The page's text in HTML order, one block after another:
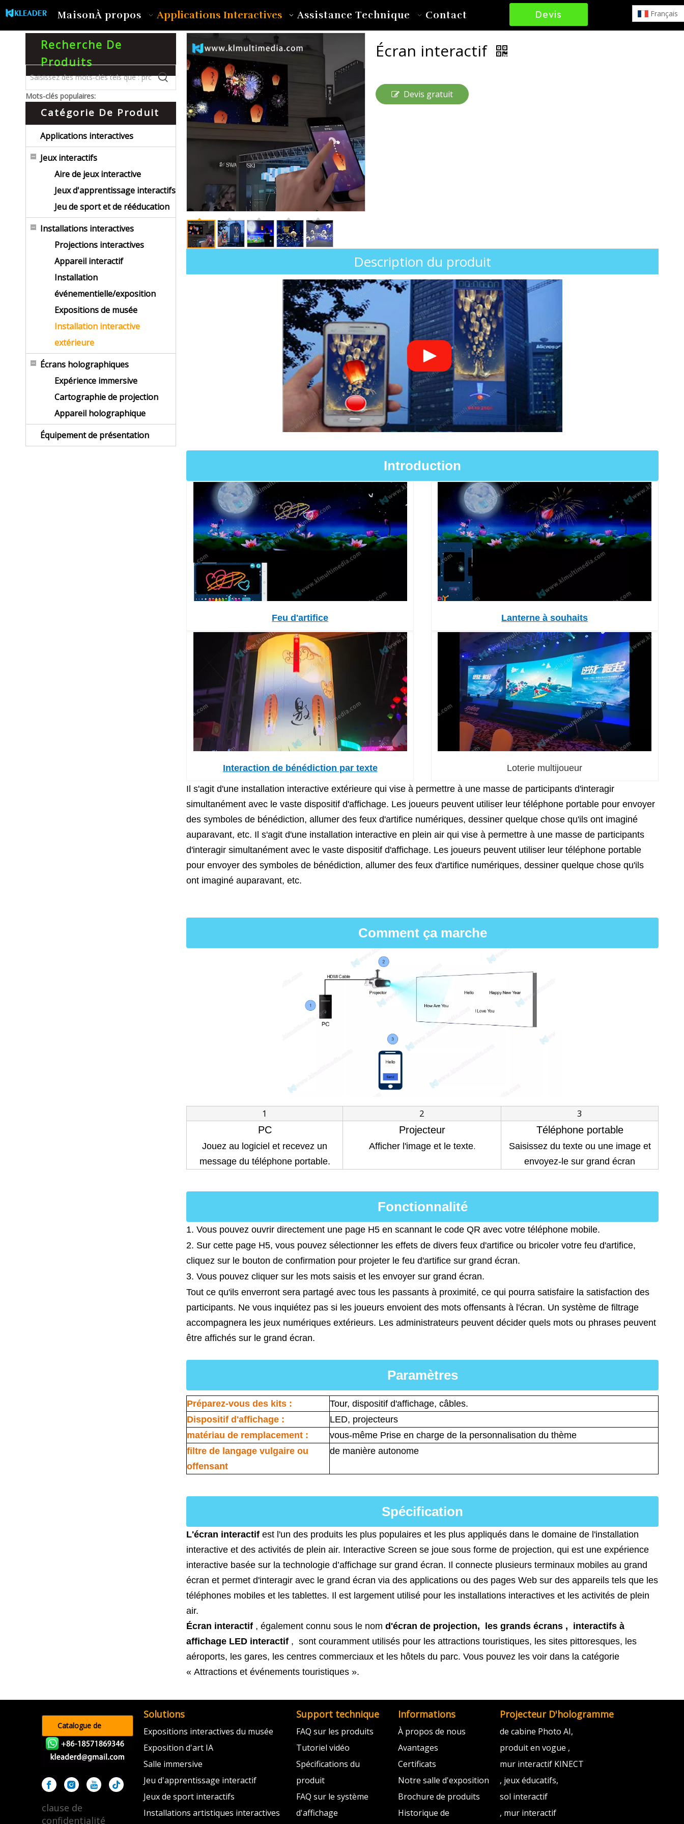
MaisonÀ propos Applications Interactives Assistance Technique Contact
Devis
Français
Recherche De
Produits
Mots-clés populaires:
Catégorie De Produit
Applications interactives
Jeux interactifs
Aire de jeux interactive
Jeux d'apprentissage interactifs
Jeu de sport et de rééducation
Installations interactives
Projections interactives
Appareil interactif
Installation
événementielle/exposition
Expositions de musée
Installation interactive
extérieure
Écrans holographiques
Expérience immersive
Cartographie de projection
Appareil holographique
Équipement de présentation
Écran interactif
Devis gratuit
Description du produit
Introduction
Feu d'artifice Lanterne à souhaits
Interaction de bénédiction par texte Loterie multijoueur
Il s'agit d'une installation interactive extérieure qui vise à permettre à une masse de participants d'interagir
simultanément avec le vaste dispositif d'affichage. Les joueurs peuvent utiliser leur téléphone portable pour envoyer
des symboles de bénédiction, allumer des feux d'artifice numériques, dessiner quelque chose qu'ils ont imaginé
auparavant, etc. Il s'agit d'une installation interactive en plein air qui vise à permettre à une masse de participants
d'interagir simultanément avec le vaste dispositif d'affichage. Les joueurs peuvent utiliser leur téléphone portable
pour envoyer des symboles de bénédiction, allumer des feux d'artifice numériques, dessiner quelque chose qu'ils
ont imaginé auparavant, etc.
Comment ça marche
1 2 3
PC
Jouez au logiciel et recevez un
message du téléphone portable.
Projecteur
Afficher l'image et le texte.
Téléphone portable
Saisissez du texte ou une image et
envoyez-le sur grand écran
Fonctionnalité
1. Vous pouvez ouvrir directement une page H5 en scannant le code QR avec votre téléphone mobile.
2. Sur cette page H5, vous pouvez sélectionner les effets de divers feux d'artifice ou bricoler votre feu d'artifice,
cliquez sur le bouton de confirmation pour projeter le feu d'artifice sur grand écran.
3. Vous pouvez cliquer sur les mots saisis et les envoyer sur grand écran.
Tout ce qu'ils enverront sera partagé avec tous les passants à proximité, ce qui pourra satisfaire la satisfaction des
participants. Ne vous inquiétez pas si les joueurs envoient des mots offensants à l'écran. Un système de filtrage
accompagnera les jeux numériques extérieurs. Les administrateurs peuvent décider quels mots ou phrases peuvent
être affichés sur le grand écran.
Paramètres
Préparez-vous des kits :
Tour, dispositif d'affichage, câbles.
Dispositif d'affichage :
LED, projecteurs
matériau de remplacement :
vous-même Prise en charge de la personnalisation du thème
filtre de langage vulgaire ou
offensant
de manière autonome
Spécification
L'écran interactif est l'un des produits les plus populaires et les plus appliqués dans le domaine de l'installation
interactive et des activités de plein air. Interactive Screen se joue sous forme de projection, qui est une expérience
interactive basée sur la technologie d’affichage sur grand écran. Il connecte plusieurs terminaux mobiles au grand
écran et permet d'interagir avec le grand écran via des applications ou des pages Web sur des appareils tels que les
téléphones mobiles et les tablettes. Il est largement utilisé pour les installations interactives et les activités de plein
air.
Écran interactif , également connu sous le nom d'écran de projection, les grands écrans , interactifs à
affichage LED interactif , sont couramment utilisés pour les attractions touristiques, les sites pittoresques, les
aéroports, les gares, les centres commerciaux et les hôtels du parc. Vous pouvez les voir dans la catégorie
« Attractions et événements touristiques ».
Catalogue de
produits
clause de
confidentialité
Solutions
Expositions interactives du musée
Exposition d'art IA
Salle immersive
Jeu d'apprentissage interactif
Jeux de sport interactifs
Installations artistiques interactives
Support technique
FAQ sur les produits
Tutoriel vidéo
Spécifications du
produit
FAQ sur le système
d'affichage
Informations
À propos de nous
Avantages
Certificats
Notre salle d'exposition
Brochure de produits
Historique de
Projecteur D'hologramme
de cabine Photo AI,
produit en vogue ,
mur interactif KINECT
, jeux éducatifs,
sol interactif
, mur interactif